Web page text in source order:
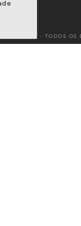
© 2026 - TODOS OS